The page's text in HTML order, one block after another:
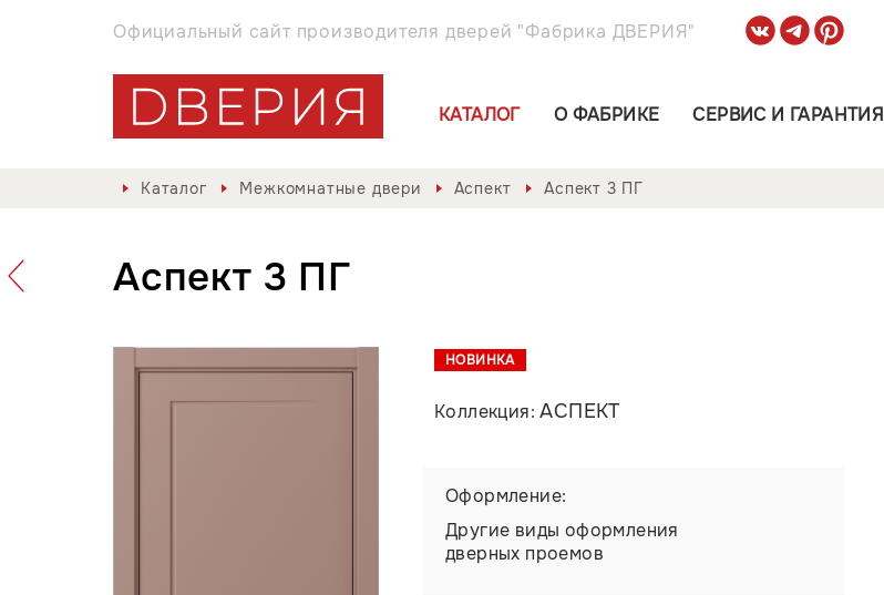
Официальный сайт производителя дверей "Фабрика ДВЕРИЯ"
КАТАЛОГ О ФАБРИКЕ СЕРВИС И ГАРАНТИЯ
Каталог Межкомнатные двери Аспект Аспект 3 ПГ
Аспект 3 ПГ
НОВИНКА
Коллекция:АСПЕКТ
Оформление:
Другие виды оформления
дверных проемов